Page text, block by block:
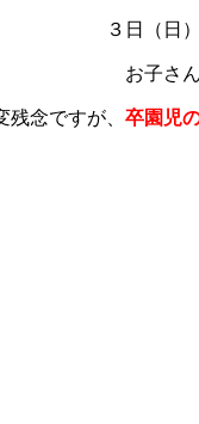
３日（日
お子さ
残念ですが、 卒園児